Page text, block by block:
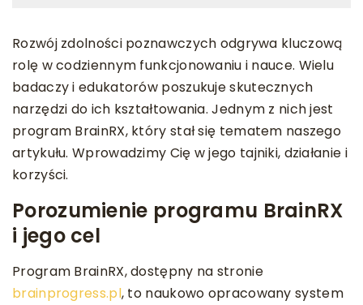
Rozwój zdolności poznawczych odgrywa kluczową
rolę w codziennym funkcjonowaniu i nauce. Wielu
badaczy i edukatorów poszukuje skutecznych
narzędzi do ich kształtowania. Jednym z nich jest
program BrainRX, który stał się tematem naszego
artykułu. Wprowadzimy Cię w jego tajniki, działanie i
korzyści.
Porozumienie programu BrainRX
i jego cel
Program BrainRX, dostępny na stronie
brainprogress.pl, to naukowo opracowany system